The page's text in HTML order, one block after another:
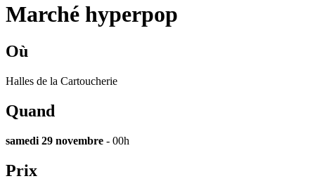
Marché hyperpop
Où
Halles de la Cartoucherie
Quand
samedi 29 novembre - 00h
Prix